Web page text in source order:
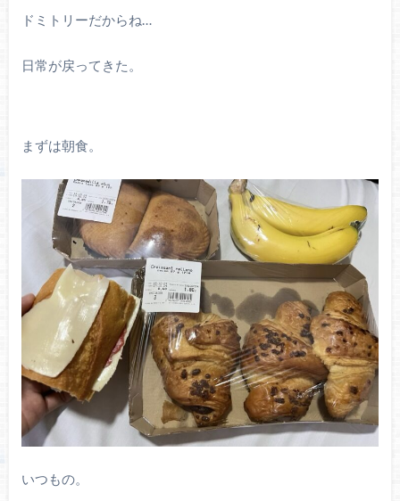
ドミトリーだからね…
日常が戻ってきた。
まずは朝食。
いつもの。